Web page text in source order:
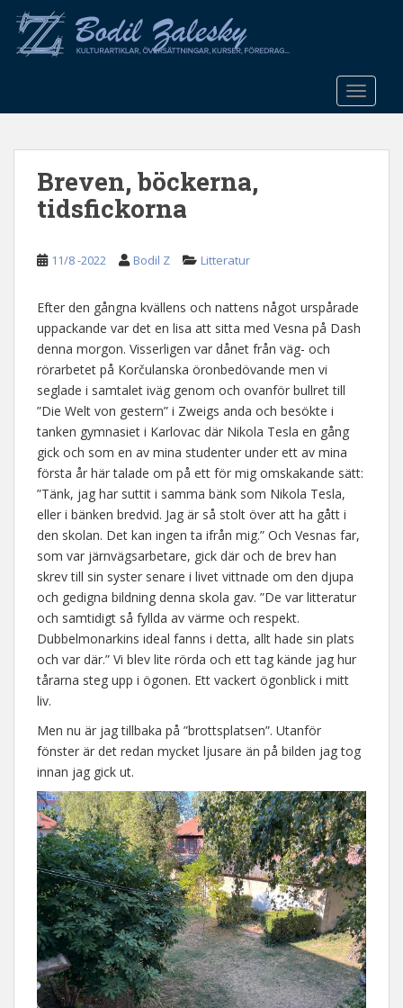
o
Breven, böckerna,
tidsfickorna
11/8 -2022 Bodil Z Litteratur
Efter den gångna kvällens och nattens något urspårade
uppackande var det en lisa att sitta med Vesna på Dash
denna morgon. Visserligen var dånet från väg- och
rörarbetet på Korčulanska öronbedövande men vi
seglade i samtalet iväg genom och ovanför bullret till
”Die Welt von gestern” i Zweigs anda och besökte i
tanken gymnasiet i Karlovac där Nikola Tesla en gång
gick och som en av mina studenter under ett av mina
första år här talade om på ett för mig omskakande sätt:
”Tänk, jag har suttit i samma bänk som Nikola Tesla,
eller i bänken bredvid. Jag är så stolt över att ha gått i
den skolan. Det kan ingen ta ifrån mig.” Och Vesnas far,
som var järnvägsarbetare, gick där och de brev han
skrev till sin syster senare i livet vittnade om den djupa
och gedigna bildning denna skola gav. ”De var litteratur
och samtidigt så fyllda av värme och respekt.
Dubbelmonarkins ideal fanns i detta, allt hade sin plats
och var där.” Vi blev lite rörda och ett tag kände jag hur
tårarna steg upp i ögonen. Ett vackert ögonblick i mitt
liv.
Men nu är jag tillbaka på ”brottsplatsen”. Utanför
fönster är det redan mycket ljusare än på bilden jag tog
innan jag gick ut.